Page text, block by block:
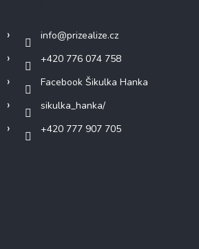
info@prizealize.cz
+420 776 074 758
Facebook Šikulka Hanka
sikulka_hanka/
+420 777 907 705